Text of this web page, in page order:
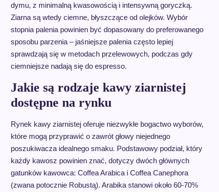
dymu, z minimalną kwasowością i intensywną goryczką.
Ziarna są wtedy ciemne, błyszczące od olejków. Wybór
stopnia palenia powinien być dopasowany do preferowanego
sposobu parzenia – jaśniejsze palenia często lepiej
sprawdzają się w metodach przelewowych, podczas gdy
ciemniejsze nadają się do espresso.
Jakie są rodzaje kawy ziarnistej
dostępne na rynku
Rynek kawy ziarnistej oferuje niezwykłe bogactwo wyborów,
które mogą przyprawić o zawrót głowy niejednego
poszukiwacza idealnego smaku. Podstawowy podział, który
każdy kawosz powinien znać, dotyczy dwóch głównych
gatunków kawowca: Coffea Arabica i Coffea Canephora
(zwana potocznie Robustą). Arabika stanowi około 60-70%